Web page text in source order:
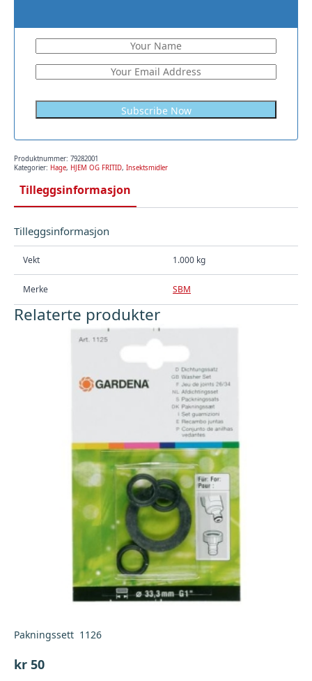
Produktnummer: 79282001
Kategorier: Hage, HJEM OG FRITID, Insektsmidler
Tilleggsinformasjon
Tilleggsinformasjon
Vekt 1.000 kg
Merke SBM
Relaterte produkter
Pakningssett 1126
kr 50